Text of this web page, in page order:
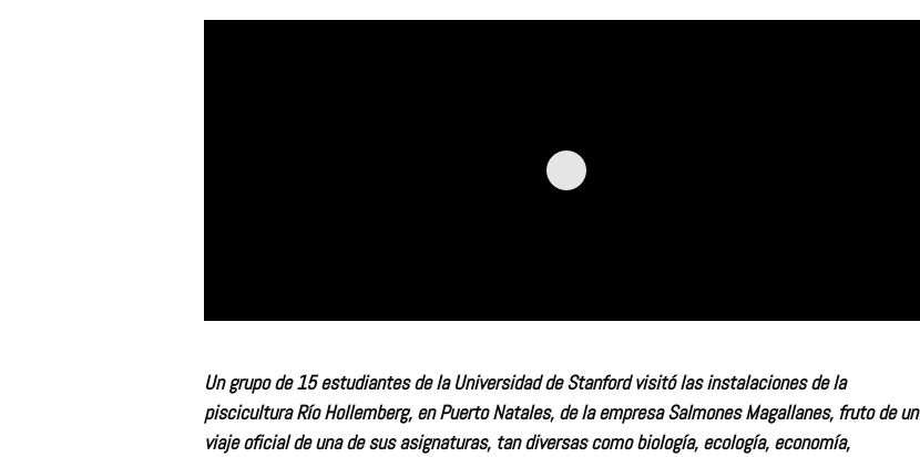
Un grupo de 15 estudiantes de la Universidad de Stanford visitó las instalaciones de la
piscicultura Río Hollemberg, en Puerto Natales, de la empresa Salmones Magallanes, fruto de un
viaje oficial de una de sus asignaturas, tan diversas como biología, ecología, economía,